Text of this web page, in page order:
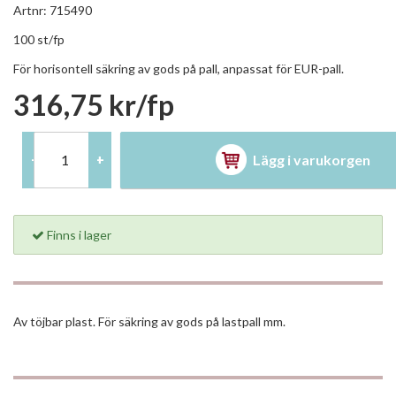
Artnr: 715490
100 st/fp
För horisontell säkring av gods på pall, anpassat för EUR-pall.
316,75 kr/fp
- + Lägg i varukorgen
Finns i lager
Av töjbar plast. För säkring av gods på lastpall mm.